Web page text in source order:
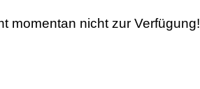
momentan nicht zur Verfügung!